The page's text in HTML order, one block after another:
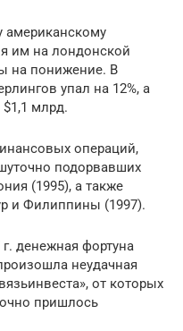
американскому
им на лондонской
на понижение. В
упал на 12%, а
млрд.
операций,
подорвавших
(1995), а также
и Филиппины (1997).
денежная фортуна
неудачная
от которых
пришлось